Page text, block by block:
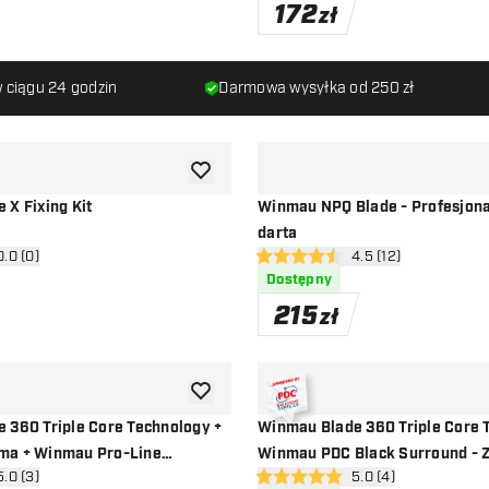
172zł
X Fixing Kit
panel recenzji
(0)
dodaj do listy życzeń
Winmau NPQ Blade -
darta
otwórz panel recenzji
4.5 gwiazdki oceny
4.5 (12)
Dostępny
215zł
360 Triple Core Technology +
+ Winmau Pro-Line
do Darta
panel recenzji
(3)
dodaj do listy życzeń
Winmau Blade 360 Triple Core
Winmau PDC Black Surround -
Darta
otwórz panel recenzji
5 gwiazdki oceny5.0 (4)
ciągu 24 godzin Darmowa wysyłka od 250 zł